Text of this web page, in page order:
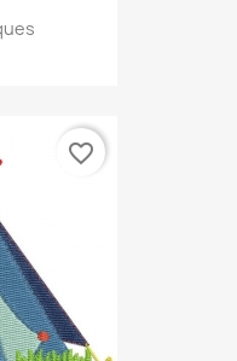
favorite_border